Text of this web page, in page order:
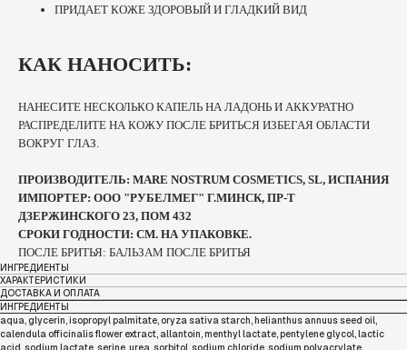
ПРИДАЕТ КОЖЕ ЗДОРОВЫЙ И ГЛАДКИЙ ВИД
КАК НАНОСИТЬ:
НАНЕСИТЕ НЕСКОЛЬКО КАПЕЛЬ НА ЛАДОНЬ И АККУРАТНО
РАСПРЕДЕЛИТЕ НА КОЖУ ПОСЛЕ БРИТЬСЯ ИЗБЕГАЯ ОБЛАСТИ
ВОКРУГ ГЛАЗ.
ПРОИЗВОДИТЕЛЬ: MARE NOSTRUM COSMETICS, SL, ИСПАНИЯ
ИМПОРТЕР: ООО "РУБЕЛМЕГ" Г.МИНСК, ПР-Т
ДЗЕРЖИНСКОГО 23, ПОМ 432
СРОКИ ГОДНОСТИ: СМ. НА УПАКОВКЕ.
ПОСЛЕ БРИТЬЯ: БАЛЬЗАМ ПОСЛЕ БРИТЬЯ
ИНГРЕДИЕНТЫ
ХАРАКТЕРИСТИКИ
ДОСТАВКА И ОПЛАТА
ИНГРЕДИЕНТЫ
aqua, glycerin, isopropyl palmitate, oryza sativa starch, helianthus annuus seed oil,
calendula officinalis flower extract, allantoin, menthyl lactate, pentylene glycol, lactic